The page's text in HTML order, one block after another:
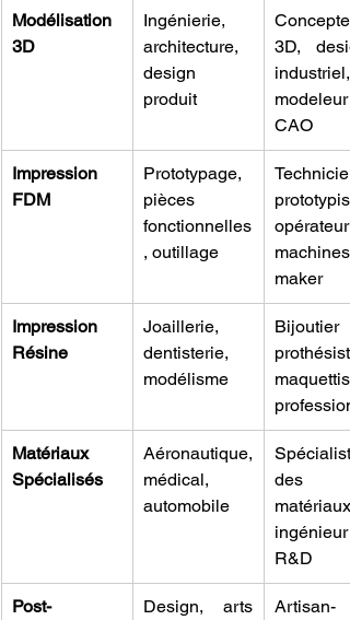
Modélisation
3D
Ingénierie,
architecture,
design
produit
3D,
industriel,
modeleur
CAO
Impression
FDM
Prototypage,
pièces
fonctionnelles
, outillage
Technicien
machines,
maker
Impression
Résine
Joaillerie,
dentisterie,
modélisme
Bijoutier
Matériaux
Spécialisés
Aéronautique,
médical,
automobile
Spécialiste
des
matériaux,
ingénieur
R&D
Post-
Design, arts
Artisan-